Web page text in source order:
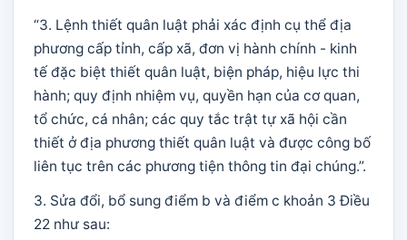
“3. Lệnh thiết quân luật phải xác định cụ thể địa
phương cấp tỉnh, cấp xã, đơn vị hành chính - kinh
tế đặc biệt thiết quân luật, biện pháp, hiệu lực thi
hành; quy định nhiệm vụ, quyền hạn của cơ quan,
tổ chức, cá nhân; các quy tắc trật tự xã hội cần
thiết ở địa phương thiết quân luật và được công bố
liên tục trên các phương tiện thông tin đại chúng.”.
3. Sửa đổi, bổ sung điểm b và điểm c khoản 3 Điều
22 như sau: